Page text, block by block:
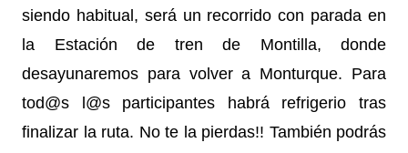
siendo habitual, será un recorrido con parada en
la Estación de tren de Montilla, donde
desayunaremos para volver a Monturque. Para
tod@s l@s participantes habrá refrigerio tras
finalizar la ruta. No te la pierdas!! También podrás